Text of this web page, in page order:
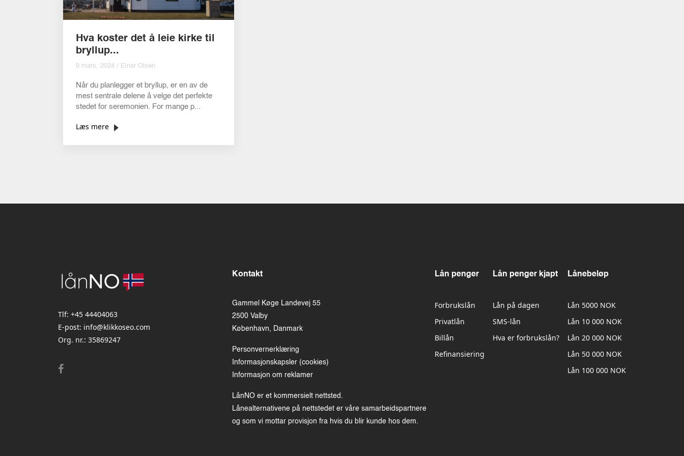
Hva koster det å leie kirke til
bryllup...
9 mars, 2024 / Einar Olsen
Når du planlegger et bryllup, er en av de
mest sentrale delene å velge det perfekte
stedet for seremonien. For mange p...
Læs mere
Tlf: +45 44404063
E-post: info@klikkoseo.com
Org. nr.: 35869247
Kontakt
Gammel Køge Landevej 55
2500 Valby
København, Danmark
Personvernerklæring
Informasjonskapsler (cookies)
Informasjon om reklamer
LånNO er et kommersielt nettsted.
Lånealternativene på nettstedet er våre samarbeidspartnere
og som vi mottar provisjon fra hvis du blir kunde hos dem.
Lån penger
Forbrukslån
Privatlån
Billån
Refinansiering
Lån penger kjapt
Lån på dagen
SMS-lån
Hva er forbrukslån?
Lånebeløp
Lån 5000 NOK
Lån 10 000 NOK
Lån 20 000 NOK
Lån 50 000 NOK
Lån 100 000 NOK